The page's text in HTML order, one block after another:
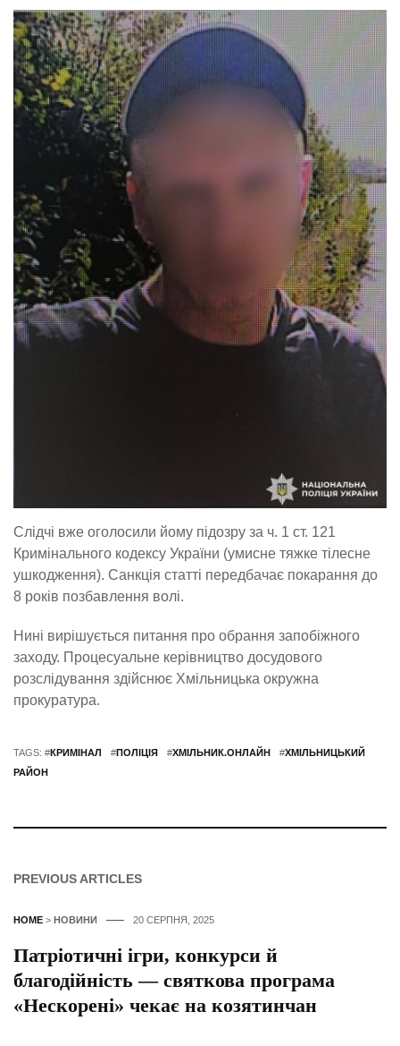
Слідчі вже оголосили йому підозру за ч. 1 ст. 121
Кримінального кодексу України (умисне тяжке тілесне
ушкодження). Санкція статті передбачає покарання до
8 років позбавлення волі.
Нині вирішується питання про обрання запобіжного
заходу. Процесуальне керівництво досудового
розслідування здійснює Хмільницька окружна
прокуратура.
TAGS: #КРИМІНАЛ #ПОЛІЦІЯ #ХМІЛЬНИК.ОНЛАЙН #ХМІЛЬНИЦЬКИЙ
РАЙОН
PREVIOUS ARTICLES
HOME > НОВИНИ 20 СЕРПНЯ, 2025
Патріотичні ігри, конкурси й
благодійність — святкова програма
«Нескорені» чекає на козятинчан